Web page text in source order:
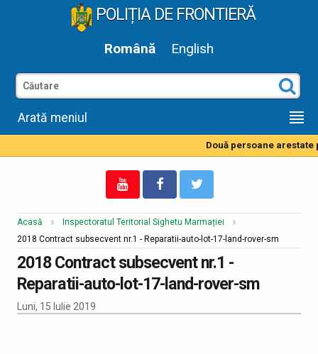
POLIȚIA DE FRONTIERĂ
Română English
Arată meniul
Două persoane
Acasă
Inspectoratul Teritorial Sighetu Marmației
2018 Contract subsecvent nr.1 - Reparatii-auto-lot-17-land-rover-sm
2018 Contract subsecvent nr.1 -
Reparatii-auto-lot-17-land-rover-sm
Luni, 15 Iulie 2019